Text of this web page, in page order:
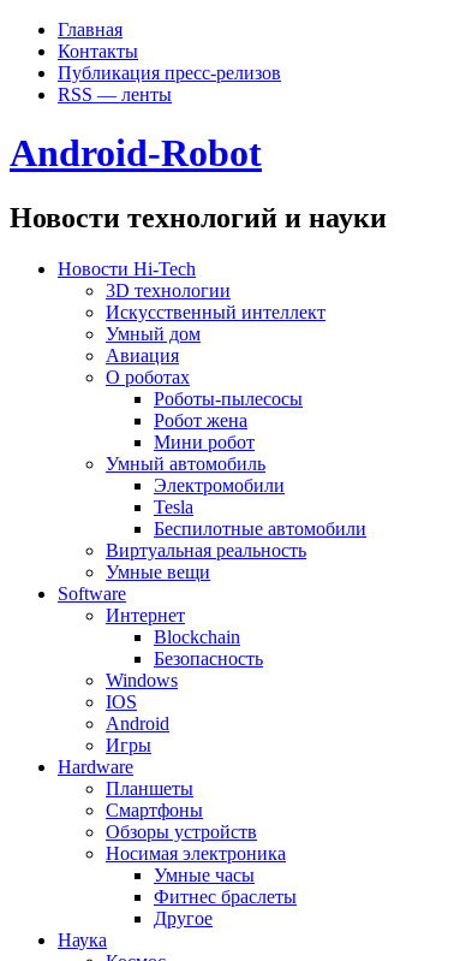
Главная
Контакты
Публикация пресс-релизов
RSS — ленты
Android-Robot
Новости технологий и науки
Новости Hi-Tech
3D технологии
Искусственный интеллект
Умный дом
Авиация
О роботах
Роботы-пылесосы
Робот жена
Мини робот
Умный автомобиль
Электромобили
Tesla
Беспилотные автомобили
Виртуальная реальность
Умные вещи
Software
Интернет
Blockchain
Безопасность
Windows
IOS
Android
Игры
Hardware
Планшеты
Смартфоны
Обзоры устройств
Носимая электроника
Умные часы
Фитнес браслеты
Другое
Наука